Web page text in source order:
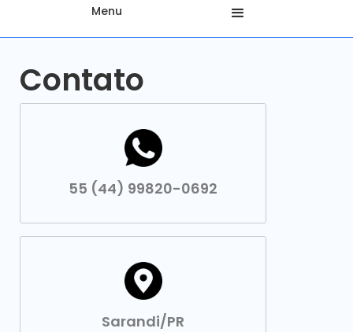
Menu
Contato
55 (44) 99820-0692
Sarandi/PR